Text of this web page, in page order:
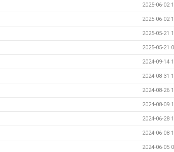
2025-06-02
2025-06-02
2025-05-21
2025-05-21
2024-09-14
2024-08-31
2024-08-26
2024-08-09
2024-06-28
2024-06-08
2024-06-05